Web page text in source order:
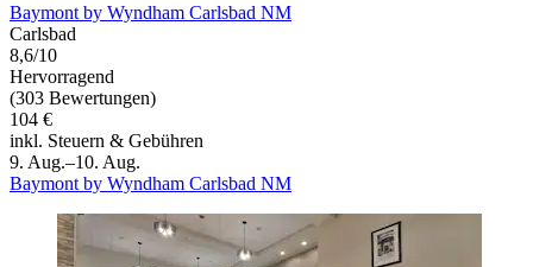
Baymont by Wyndham Carlsbad NM
Carlsbad
8,6/10
Hervorragend
(303 Bewertungen)
104 €
inkl. Steuern & Gebühren
9. Aug.–10. Aug.
Baymont by Wyndham Carlsbad NM